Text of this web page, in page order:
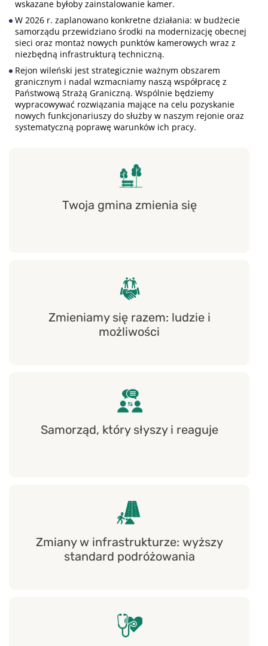
wskazane byłoby zainstalowanie kamer.
W 2026 r. zaplanowano konkretne działania: w budżecie
samorządu przewidziano środki na modernizację obecnej
sieci oraz montaż nowych punktów kamerowych wraz z
niezbędną infrastrukturą techniczną.
Rejon wileński jest strategicznie ważnym obszarem
granicznym i nadal wzmacniamy naszą współpracę z
Państwową Strażą Graniczną. Wspólnie będziemy
wypracowywać rozwiązania mające na celu pozyskanie
nowych funkcjonariuszy do służby w naszym rejonie oraz
systematyczną poprawę warunków ich pracy.
Twoja gmina zmienia się
Zmieniamy się razem: ludzie i
możliwości
Samorząd, który słyszy i reaguje
Zmiany w infrastrukturze: wyższy
standard podróżowania